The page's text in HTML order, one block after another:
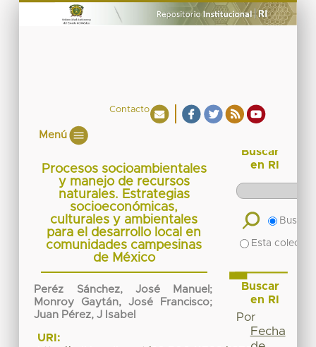
Contacto
Menú
Procesos socioambientales
y manejo de recursos
naturales. Estrategias
socioeconómicas,
culturales y ambientales
para el desarrollo local en
comunidades campesinas
de México
Peréz Sánchez, José Manuel ;
Monroy Gaytán, José Francisco;
Juan Pérez, J Isabel
URI:
Buscar
en RI
Buscar
Esta
Buscar
en RI
Por
Fecha